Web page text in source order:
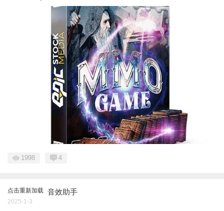
1998 4
点击重新加载 音效助手
2025-1-3